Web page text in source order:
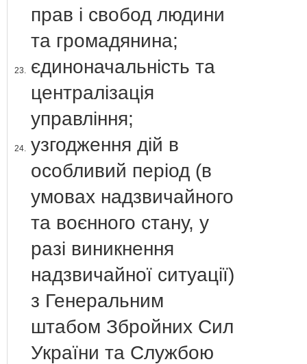
прав і свобод людини
та громадянина;
23. єдиноначальність та
централізація
управління;
24. узгодження дій в
особливий період (в
умовах надзвичайного
та воєнного стану, у
разі виникнення
надзвичайної ситуації)
з Генеральним
штабом Збройних Сил
України та Службою